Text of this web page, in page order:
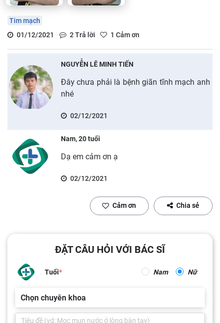
Tim mạch
01/12/2021
2Trả lời 1 Cảm ơn
NGUYỄN LÊ MINH TIẾN
Đây chưa phải là bệnh giãn tĩnh mạch anh
nhé
02/12/2021
Nam, 20 tuổi
Dạ em cảm ơn ạ
02/12/2021
Cảm ơn Chia sẻ
ĐẶT CÂU HỎI VỚI BÁC SĨ
Tuổi Nam Nữ
Chọn chuyên khoa